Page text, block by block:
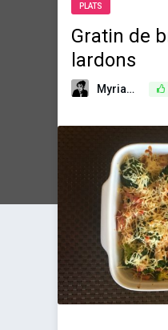
PLATS
Gratin de
lardons
Myriam